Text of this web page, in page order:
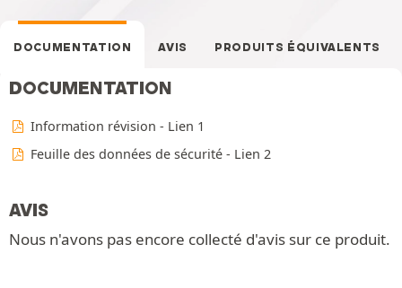
DOCUMENTATION AVIS PRODUITS ÉQUIVALENTS
DOCUMENTATION
Information révision - Lien 1
Feuille des données de sécurité - Lien 2
AVIS
Nous n'avons pas encore collecté d'avis sur ce produit.